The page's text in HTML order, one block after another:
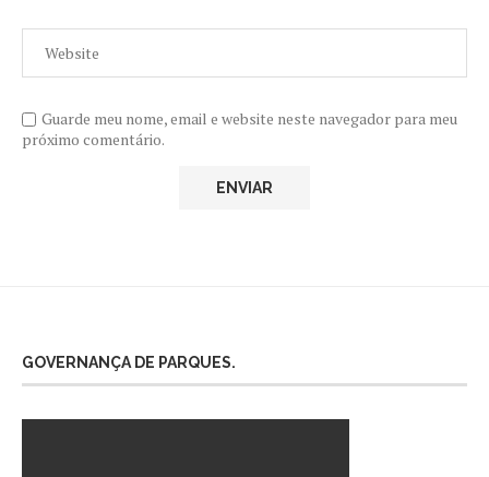
Guarde meu nome, email e website neste navegador para meu
próximo comentário.
GOVERNANÇA DE PARQUES.